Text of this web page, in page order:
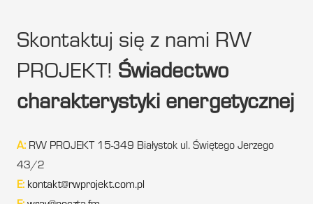
Skontaktuj się z nami RW
PROJEKT! Świadectwo
charakterystyki energetycznej
A: RW PROJEKT 15-349 Białystok ul. Świętego Jerzego
43/2
E: kontakt@rwprojekt.com.pl